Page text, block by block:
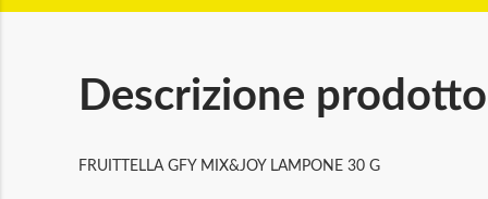
Descrizione prodotto
FRUITTELLA GFY MIX&JOY LAMPONE 30 G